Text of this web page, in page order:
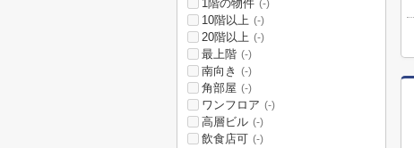
1階の物件 (-)
10階以上 (-)
20階以上 (-)
最上階 (-)
南向き (-)
角部屋 (-)
ワンフロア (-)
高層ビル (-)
飲食店可 (-)